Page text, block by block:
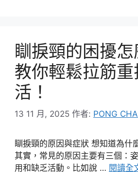
瞓捩頸的困擾怎
教你輕鬆拉筋
活！
13 11 月, 2025 作者: PONG
瞓捩頸的原因與症狀 想知道為什
其實，常見的原因主要有三個：
用和缺乏活動。比如說 … 閱讀全